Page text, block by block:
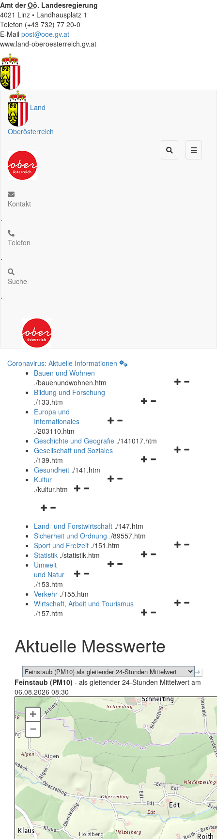
Amt derOö. Landesregierung
4021 Linz • Landhausplatz 1
Telefon (+43 732) 77 20-0
E-Mail post@ooe.gv.at
www.land-oberoesterreich.gv.at
Land
Oberösterreich
Kontakt
.
Telefon
.
Suche
.
Coronavirus: Aktuelle Informationen
Bauen und Wohnen
./bauenundwohnen.htm
Navigationsmenü
Bildung und Forschung
./133.htm
Navigationsmenü
und
schließen
Europa und
Internationales
./203110.htm
Geschichte und Geografie ./141017.htm
Navigationsmenü
Gesellschaft und Soziales
./139.htm
Navigationsmenü
Gesundheit ./141.htm
Navigationsmenü
Kultur
./kultur.htm
Navigationsmenü
und
schließen
Land- und Forstwirtschaft ./147.htm
Sicherheit und Ordnung ./89557.htm
Navigationsmenü
Sport und Freizeit ./151.htm
Navigationsmenü
Statistik ./statistik.htm
Navigationsmenü
und
schließen
Umwelt
und Natur
./153.htm
Verkehr ./155.htm
Navigationsmenü
schließen
Wirtschaft, Arbeit und Tourismus
./157.htm
Aktuelle Messwerte
Feinstaub (PM10) - als gleitender 24-Stunden Mittelwert am
06.08.2026 08:30
+
–